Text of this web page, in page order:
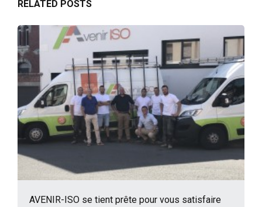
RELATED POSTS
AVENIR-ISO se tient prête pour vous satisfaire